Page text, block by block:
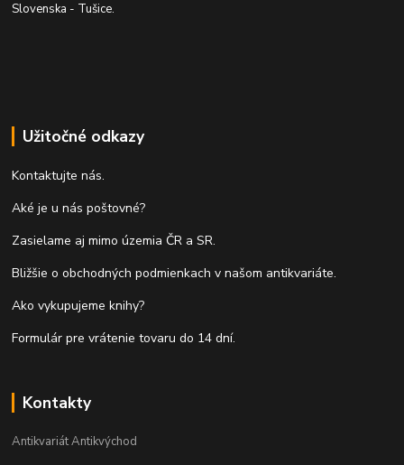
Slovenska - Tušice.
Užitočné odkazy
Kontaktujte nás.
Aké je u nás poštovné?
Zasielame aj mimo územia ČR a SR.
Bližšie o obchodných podmienkach v našom antikvariáte.
Ako vykupujeme knihy?
Formulár pre vrátenie tovaru do 14 dní.
Kontakty
Antikvariát Antikvýchod